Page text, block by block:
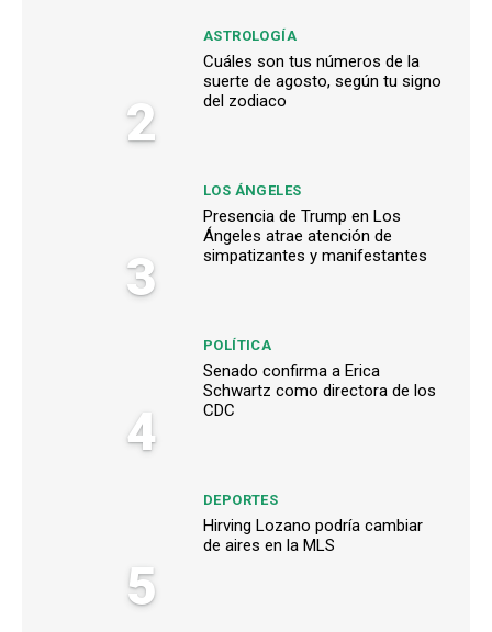
2
ASTROLOGÍA
Cuáles son tus números de la
suerte de agosto, según tu signo
del zodiaco
3
LOS ÁNGELES
Presencia de Trump en Los
Ángeles atrae atención de
simpatizantes y manifestantes
4
POLÍTICA
Senado confirma a Erica
Schwartz como directora de los
CDC
5
DEPORTES
Hirving Lozano podría cambiar
de aires en la MLS